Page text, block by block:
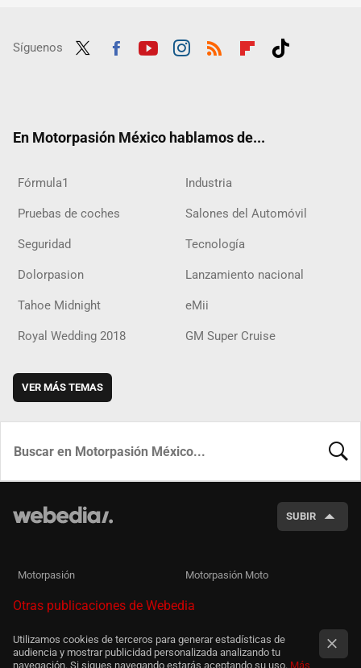
Síguenos
En Motorpasión México hablamos de...
Fórmula1 Industria
Pruebas de coches Salones del Automóvil
Seguridad Tecnología
Dolorpasion Lanzamiento nacional
Tahoe Midnight eMii
Royal Wedding 2018 GM Super Cruise
VER MÁS TEMAS
SUBIR
Motorpasión Motorpasión Moto
Otras publicaciones de Webedia
Utilizamos cookies de terceros para generar estadísticas de
audiencia y mostrar publicidad personalizada analizando tu
navegación. Si sigues navegando estarás aceptando su uso. Más